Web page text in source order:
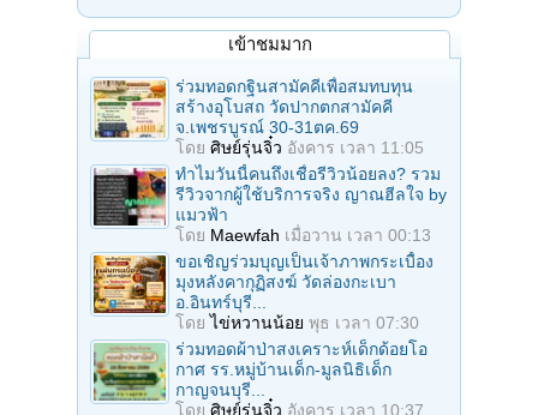
เข้าชมมาก
ร่วมทอดกฐินสามัคคีเพื่อสมทบทุน
สร้างอุโบสถ วัดปากตกสามัคคี
จ.เพชรบูรณ์ 30-31ตค.69
โดย ศิษย์รุ่นจิ๋ว อังคาร เวลา 11:05
ทำไมวันนี้คนถึงเชื่อรีวิวน้อยลง? รวม
รีวิวจากผู้ใช้บริการจริง ญาณฮีลใจ by
แมวฟ้า
โดย Maewfah เมื่อวาน เวลา 00:13
ขอเชิญร่วมบุญเป็นเจ้าภาพกระเบื้อง
มุงหลังคากุฏิสงฆ์ วัดล่องกะเบา
อ.อินทร์บุรี...
โดยไข่หวานน้อย พุธ เวลา 07:30
ร่วมทอดผ้าป่าสงเคราะห์เด็กด้อยโอ
กาศ รร.หมู่บ้านเด็ก-มูลนิธิเด็ก
กาญจนบุรี...
โดย ศิษย์รุ่นจิ๋ว อังคาร เวลา 10:37